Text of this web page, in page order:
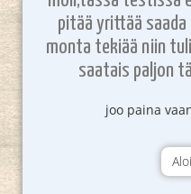
pitää yrittää
monta tekiää niin
saatais paljon
joo paina